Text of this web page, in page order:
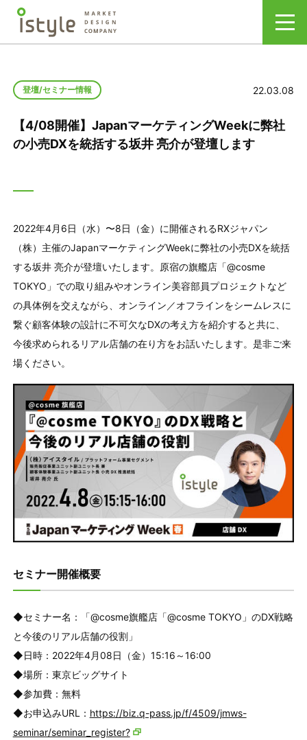
登壇/セミナー情報 22.03.08
【4/08開催】JapanマーケティングWeekに弊社
の小売DXを統括する坂井 亮介が登壇します
2022年4月6日（水）〜8日（金）に開催されるRXジャパン
（株）主催のJapanマーケティングWeekに弊社の小売DXを統括
する坂井 亮介が登壇いたします。原宿の旗艦店「@cosme
TOKYO」での取り組みやオンライン美容部員プロジェクトなど
の具体例を交えながら、オンライン／オフラインをシームレスに
繋ぐ顧客体験の設計に不可欠なDXの考え方を紹介すると共に、
今後求められるリアル店舗の在り方をお話いたします。是非ご来
場ください。
セミナー開催概要
◆セミナー名：「@cosme旗艦店「@cosme TOKYO」のDX戦略
と今後のリアル店舗の役割」
◆日時：2022年4月08日（金）15:16～16:00
◆場所：東京ビッグサイト
◆参加費：無料
◆お申込みURL： https://biz.q-pass.jp/f/4509/jmws-
seminar/seminar_register?